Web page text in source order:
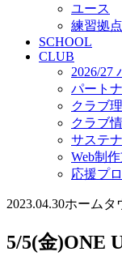
ユース
練習拠
SCHOOL
CLUB
2026/27
パート
クラブ
クラブ
サステ
Web制
応援プ
2023.04.30ホームタ
5/5(金)ONE